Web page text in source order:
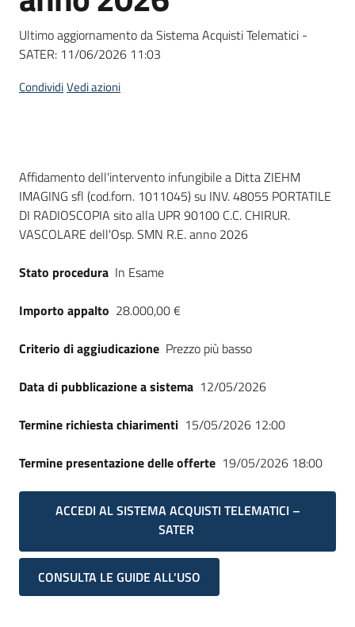
Ultimo aggiornamento da Sistema Acquisti Telematici -
SATER: 11/06/2026 11:03
CondividiVedi azioni
Dati del bando
Affidamento dell'intervento infungibile a Ditta ZIEHM
IMAGING sfl (cod.forn. 1011045) su INV. 48055 PORTATILE
DI RADIOSCOPIA sito alla UPR 90100 C.C. CHIRUR.
VASCOLARE dell'Osp. SMN R.E. anno 2026
Stato procedura In Esame
Importo appalto 28.000,00 €
Criterio di aggiudicazione Prezzo più basso
Data di pubblicazione a sistema 12/05/2026
Termine richiesta chiarimenti 15/05/2026 12:00
Termine presentazione delle offerte 19/05/2026 18:00
ACCEDI AL SISTEMA ACQUISTI TELEMATICI –
SATER
CONSULTA LE GUIDE ALL'USO